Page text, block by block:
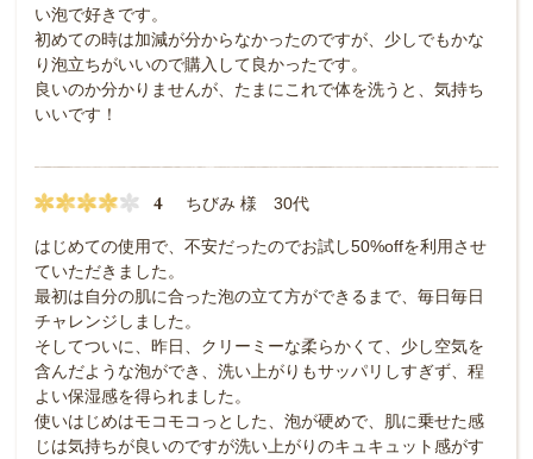
い泡で好きです。
初めての時は加減が分からなかったのですが、少しでもかな
り泡立ちがいいので購入して良かったです。
良いのか分かりませんが、たまにこれで体を洗うと、気持ち
いいです！
4 ちびみ 様 30代
はじめての使用で、不安だったのでお試し50%offを利用させ
ていただきました。
最初は自分の肌に合った泡の立て方ができるまで、毎日毎日
チャレンジしました。
そしてついに、昨日、クリーミーな柔らかくて、少し空気を
含んだような泡ができ、洗い上がりもサッパリしすぎず、程
よい保湿感を得られました。
使いはじめはモコモコっとした、泡が硬めで、肌に乗せた感
じは気持ちが良いのですが洗い上がりのキュキュット感がす